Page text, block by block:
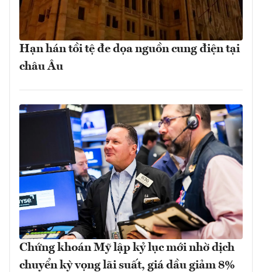
Hạn hán tồi tệ đe dọa nguồn cung điện tại
châu Âu
Chứng khoán Mỹ lập kỷ lục mới nhờ dịch
chuyển kỳ vọng lãi suất, giá dầu giảm 8%